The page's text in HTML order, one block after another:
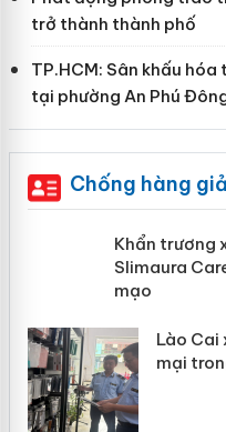
trở thành thành phố
TP.HCM: Sân khấu
tại phường An Phú
Chống hàng giả
Khẩn